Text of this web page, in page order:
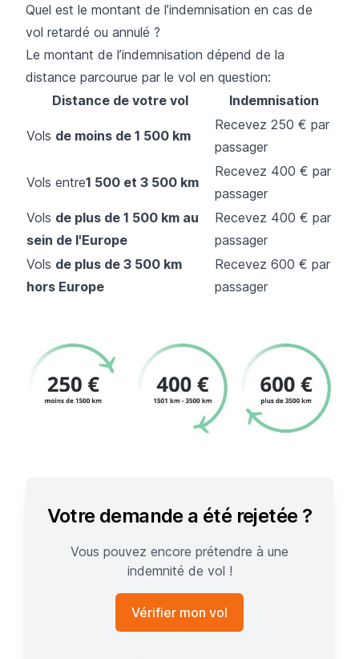
Quel est le montant de l’indemnisation en cas de
vol retardé ou annulé ?
Le montant de l’indemnisation dépend de la
distance parcourue par le vol en question:
Distance de votre vol
Indemnisation
Vols de moins de 1 500 km
Recevez 250 € par
passager
Vols entre1 500 et 3 500 km
Recevez 400 € par
passager
Vols de plus de 1 500 km au
sein de l'Europe
Recevez 400 € par
passager
Vols de plus de 3 500 km
hors Europe
Recevez 600 € par
passager
Votre demande a été rejetée ?
Vous pouvez encore prétendre à une
indemnité de vol !
Vérifier mon vol